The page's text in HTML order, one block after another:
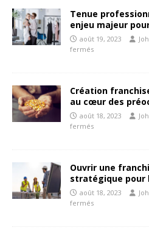
Tenue
enjeu majeur
août 19, 2023
fermés
Création
au cœur des
août 18, 2023
fermés
Ouvrir une
stratégique pour
août 18, 2023
fermés